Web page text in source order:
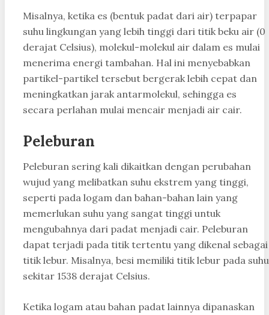
Misalnya, ketika es (bentuk padat dari air) terpapar
suhu lingkungan yang lebih tinggi dari titik beku air (0
derajat Celsius), molekul-molekul air dalam es mulai
menerima energi tambahan. Hal ini menyebabkan
partikel-partikel tersebut bergerak lebih cepat dan
meningkatkan jarak antarmolekul, sehingga es
secara perlahan mulai mencair menjadi air cair.
Peleburan
Peleburan sering kali dikaitkan dengan perubahan
wujud yang melibatkan suhu ekstrem yang tinggi,
seperti pada logam dan bahan-bahan lain yang
memerlukan suhu yang sangat tinggi untuk
mengubahnya dari padat menjadi cair. Peleburan
dapat terjadi pada titik tertentu yang dikenal sebagai
titik lebur. Misalnya, besi memiliki titik lebur pada suhu
sekitar 1538 derajat Celsius.
Ketika logam atau bahan padat lainnya dipanaskan